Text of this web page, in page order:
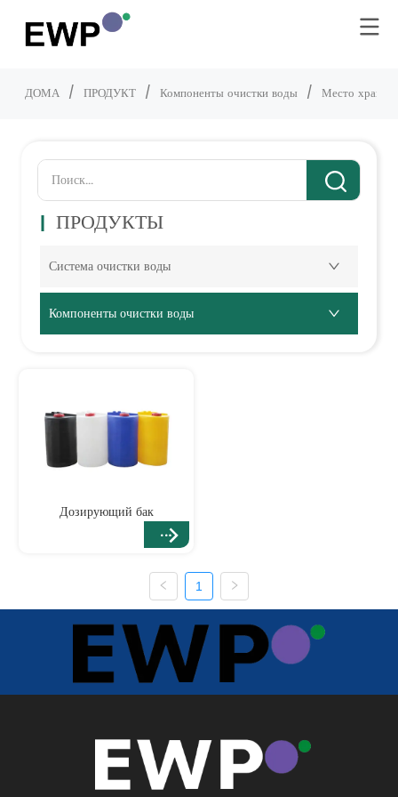
ДОМА / ПРОДУКТ / Компоненты очистки воды / Место
ПРОДУКТЫ
Система очистки воды
Компоненты очистки воды
Дозирующий бак
1